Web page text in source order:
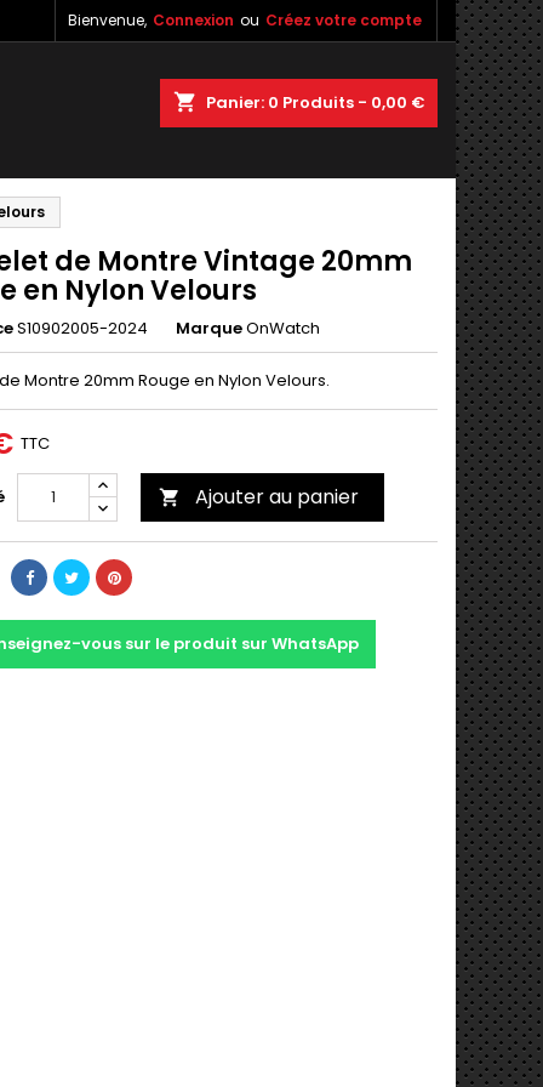
Bienvenue, Connexion ou Créez votre compte
shopping_cart Panier: 0 Produits - 0,00 €
de Montre Vintage 20mm
en Nylon Velours
S10902005-2024 MarqueOnWatch
Montre 20mm Rouge en Nylon Velours.
TTC
 Ajouter au panier
vous sur le produit sur WhatsApp